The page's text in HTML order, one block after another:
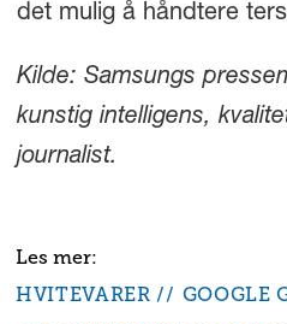
det mulig å håndtere
Kilde: Samsungs
kunstig intelligens,
journalist.
HVITEVARER GOOGLE